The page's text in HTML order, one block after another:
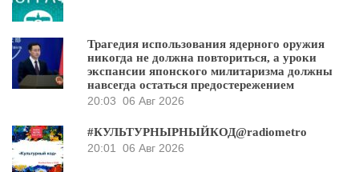
Трагедия использования ядерного оружия
никогда не должна повториться, а уроки
экспансии японского милитаризма должны
навсегда остаться предостережением
20:03 06 Авг 2026
#КУЛЬТУРНЫРНЫЙКОД@radiometro
20:01
06 Авг 2026